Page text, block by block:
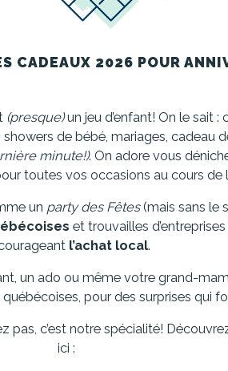
CADEAUX 2026 POUR
(presque)un jeu d’enfant! On le sait :
showers de bébé, mariages, cadeau
minute!). On adore vous
toutes vos occasions au cours de
un party des Fêtes(mais sans le
et trouvailles
l’achat local.
un ado ou même votre grand-
pour des surprises qui
pas, c’est notre spécialité!
ici :